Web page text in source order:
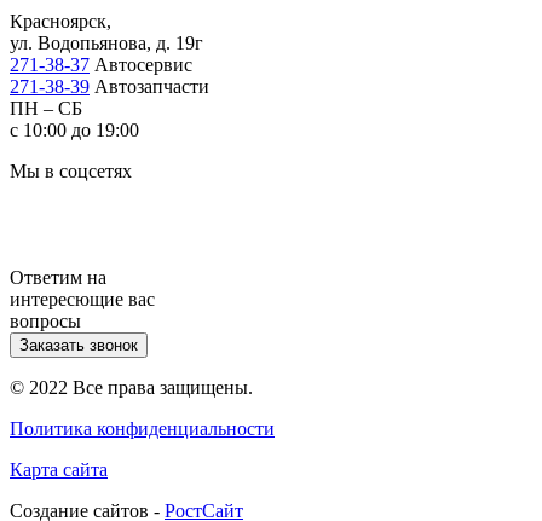
Красноярск,
ул. Водопьянова, д. 19г
271-38-37 Автосервис
271-38-39 Автозапчасти
ПН – СБ
с 10:00 до 19:00
Мы в соцсетях
Ответим на
интересющие вас
вопросы
Заказать звонок
© 2022 Все права защищены.
Политика конфиденциальности
Карта сайта
Cоздание сайтов - РостСайт